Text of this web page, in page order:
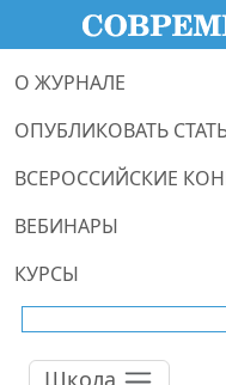
О ЖУРНАЛЕ
ОПУБЛИКОВАТЬ
ВСЕРОССИЙСКИЕ
ВЕБИНАРЫ
КУРСЫ